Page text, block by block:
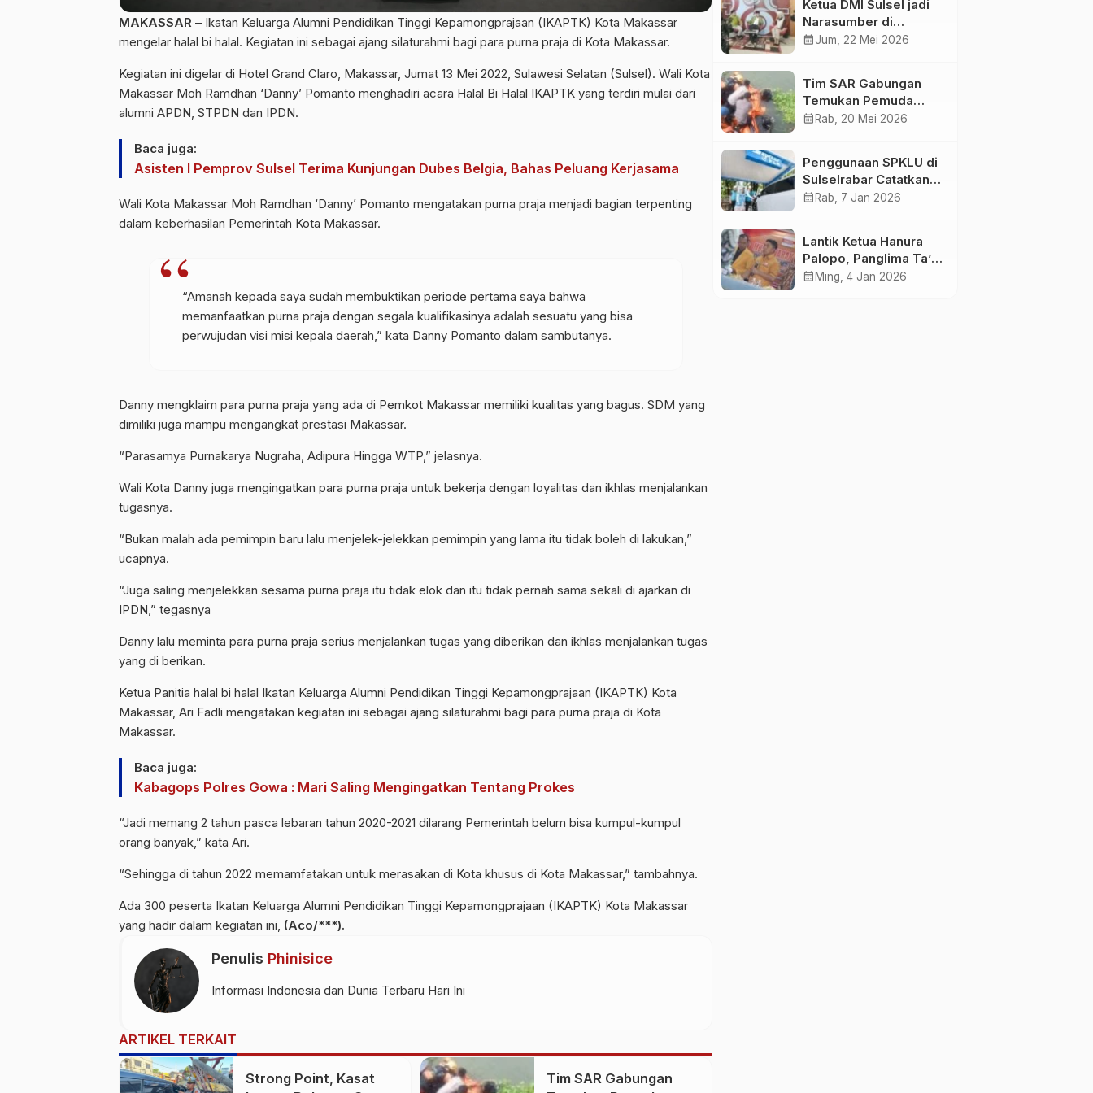
MAKASSAR – Ikatan Keluarga Alumni Pendidikan Tinggi Kepamongprajaan (IKAPTK) Kota Makassar
mengelar halal bi halal. Kegiatan ini sebagai ajang silaturahmi bagi para purna praja di Kota Makassar.
Kegiatan ini digelar di Hotel Grand Claro, Makassar, Jumat 13 Mei 2022, Sulawesi Selatan (Sulsel). Wali Kota
Makassar Moh Ramdhan ‘Danny’ Pomanto menghadiri acara Halal Bi Halal IKAPTK yang terdiri mulai dari
alumni APDN, STPDN dan IPDN.
Baca juga:
Asisten I Pemprov Sulsel Terima Kunjungan Dubes Belgia, Bahas Peluang Kerjasama
Wali Kota Makassar Moh Ramdhan ‘Danny’ Pomanto mengatakan purna praja menjadi bagian terpenting
dalam keberhasilan Pemerintah Kota Makassar.
“Amanah kepada saya sudah membuktikan periode pertama saya bahwa
memanfaatkan purna praja dengan segala kualifikasinya adalah sesuatu yang bisa
perwujudan visi misi kepala daerah,” kata Danny Pomanto dalam sambutanya.
Danny mengklaim para purna praja yang ada di Pemkot Makassar memiliki kualitas yang bagus. SDM yang
dimiliki juga mampu mengangkat prestasi Makassar.
“Parasamya Purnakarya Nugraha, Adipura Hingga WTP,” jelasnya.
Wali Kota Danny juga mengingatkan para purna praja untuk bekerja dengan loyalitas dan ikhlas menjalankan
tugasnya.
“Bukan malah ada pemimpin baru lalu menjelek-jelekkan pemimpin yang lama itu tidak boleh di lakukan,”
ucapnya.
“Juga saling menjelekkan sesama purna praja itu tidak elok dan itu tidak pernah sama sekali di ajarkan di
IPDN,” tegasnya
Danny lalu meminta para purna praja serius menjalankan tugas yang diberikan dan ikhlas menjalankan tugas
yang di berikan.
Ketua Panitia halal bi halal Ikatan Keluarga Alumni Pendidikan Tinggi Kepamongprajaan (IKAPTK) Kota
Makassar, Ari Fadli mengatakan kegiatan ini sebagai ajang silaturahmi bagi para purna praja di Kota
Makassar.
Baca juga:
Kabagops Polres Gowa : Mari Saling Mengingatkan Tentang Prokes
“Jadi memang 2 tahun pasca lebaran tahun 2020-2021 dilarang Pemerintah belum bisa kumpul-kumpul
orang banyak,” kata Ari.
“Sehingga di tahun 2022 memamfatakan untuk merasakan di Kota khusus di Kota Makassar,” tambahnya.
Ada 300 peserta Ikatan Keluarga Alumni Pendidikan Tinggi Kepamongprajaan (IKAPTK) Kota Makassar
yang hadir dalam kegiatan ini, (Aco/***).
Penulis Phinisice
Informasi Indonesia dan Dunia Terbaru Hari Ini
ARTIKEL TERKAIT
Strong Point, Kasat
Tim SAR Gabungan
Ketua DMI Sulsel jadi
Narasumber di
Kompas Tv
calendar_monthJum, 22 Mei 2026
Tim SAR Gabungan
Temukan Pemuda
Loncat ke Sungai
calendar_month Rab, 20 Mei 2026
Penggunaan SPKLU di
Sulselrabar Catatkan
Kenaikan Tiga Kali
calendar_month Rab, 7 Jan 2026
Lantik Ketua Hanura
Palopo, Panglima Ta’ :
Jabatan adalah
calendar_month Ming, 4 Jan 2026